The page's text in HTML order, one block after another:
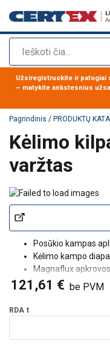
Paieška
Produktas buvo pridėtas
Užsiregistruokite ir patogiai
– matykite ankstesnius
Pagrindinis / PRODUKTŲ
Kėlimo
varžtas
Posūkio kampas
Kėlimo kampo
Magnaflux
Kaltinės dalys ir
​​​​​​​Varžtai su
121,61 € be PVM
RDA t